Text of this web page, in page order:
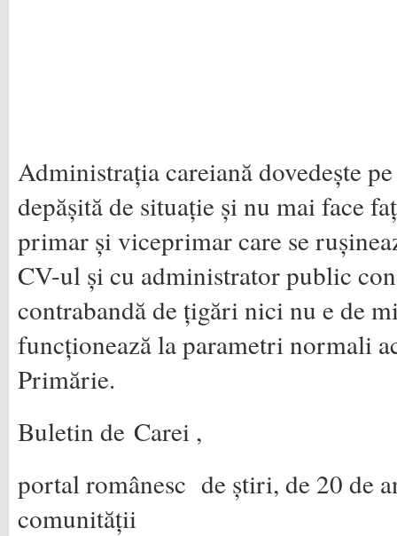
Administrația careiană dovedește
depășită de situație și nu mai face
primar și viceprimar care se
CV-ul și cu administrator public
contrabandă de țigări nici nu e de
funcționează la parametri normali
Primărie.
Buletin de Carei ,
portal românesc de știri, de 20 de
comunității